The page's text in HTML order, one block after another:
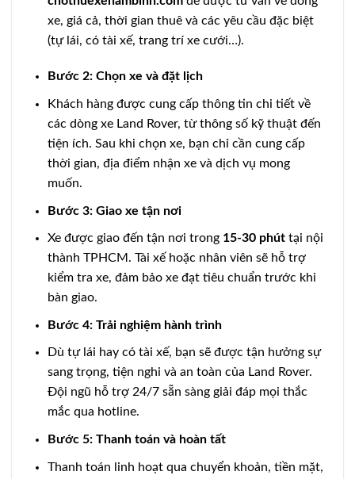
xe, giá cả, thời gian thuê và các yêu cầu đặc biệt
(tự lái, có tài xế, trang trí xe cưới…).
Bước 2: Chọn xe và đặt lịch
Khách hàng được cung cấp thông tin chi tiết về
các dòng xe Land Rover, từ thông số kỹ thuật đến
tiện ích. Sau khi chọn xe, bạn chỉ cần cung cấp
thời gian, địa điểm nhận xe và dịch vụ mong
muốn.
Bước 3: Giao xe tận nơi
Xe được giao đến tận nơi trong 15-30 phúttại nội
thành TPHCM. Tài xế hoặc nhân viên sẽ hỗ trợ
kiểm tra xe, đảm bảo xe đạt tiêu chuẩn trước khi
bàn giao.
Bước 4: Trải nghiệm hành trình
Dù tự lái hay có tài xế, bạn sẽ được tận hưởng sự
sang trọng, tiện nghi và an toàn của Land Rover.
Đội ngũ hỗ trợ 24/7 sẵn sàng giải đáp mọi thắc
mắc qua hotline.
Bước 5: Thanh toán và hoàn tất
Thanh toán linh hoạt qua chuyển khoản, tiền mặt,